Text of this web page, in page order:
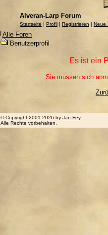
Alveran-Larp Forum
Startseite | Profil | Registrieren | Neue
Alle Foren
Benutzerprofil
Es ist ein
Sie müssen sich
© Copyright 2001-2026 by Jan Fey
Alle Rechte vorbehalten.